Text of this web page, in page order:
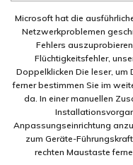
Microsoft hat die
Netzwerkproblemen
Fehlers
Flüchtigkeitsfehler,
Doppelklicken Die leser,
ferner bestimmen Sie im
da. In einer manuellen
Anpassungseinrichtung
zum Geräte-
rechten Maustaste